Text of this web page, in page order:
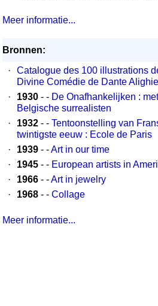
Meer informatie...
Bronnen:
·
Catalogue des 100 illustrations
Divine Comédie de Dante
·
1930 - - De Onafhankelijken :
Belgische surrealisten
·
1932 - - Tentoonstelling van
twintigste eeuw : Ecole de Paris
·
1939 - -Art in our time
·
1945 - - European artists in
·
1966 - -Art in jewelry
·
1968 - - Collage
Meer informatie...